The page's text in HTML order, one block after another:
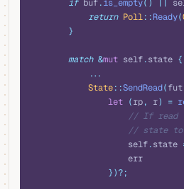
        if
buf.is_empty() ||
            return
Poll::Ready(
        }
        match
&mut self.state {
            ...
            State
::SendRead(fut
                let
(rp, r) =
// If read
// state
                    self
.state
                    err
                })?;